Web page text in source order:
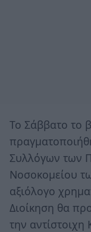
Το Σάββατο το
Συλλόγων των
Νοσοκομείου
αξιόλογο
Διοίκηση θα
την αντίστοιχη